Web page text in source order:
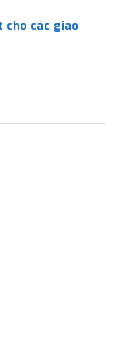
cho các giao